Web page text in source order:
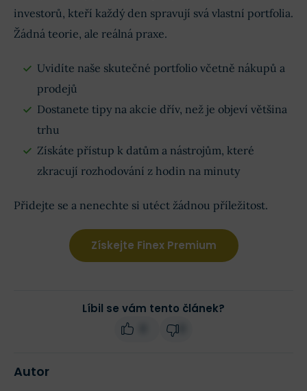
investorů, kteří každý den spravují svá vlastní portfolia.
Žádná teorie, ale reálná praxe.
Uvidíte naše skutečné portfolio včetně nákupů a
prodejů
Dostanete tipy na akcie dřív, než je objeví většina
trhu
Získáte přístup k datům a nástrojům, které
zkracují rozhodování z hodin na minuty
Přidejte se a nenechte si utéct žádnou příležitost.
Získejte Finex Premium
Líbil se vám tento článek?
Autor